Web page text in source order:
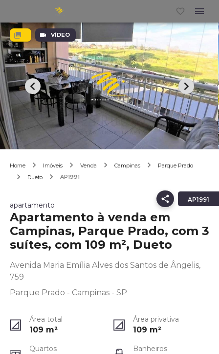
VÍDEO
Home Imóveis Venda Campinas
Parque Prado
Dueto
AP1991
AP1991
apartamento
Apartamento à venda em
Campinas, Parque Prado, com 3
suítes, com 109 m², Dueto
Avenida Maria Emília Alves dos Santos de Ângelis,
759
Parque Prado - Campinas - SP
Área total
109 m²
Área privativa
109 m²
Quartos Banheiros